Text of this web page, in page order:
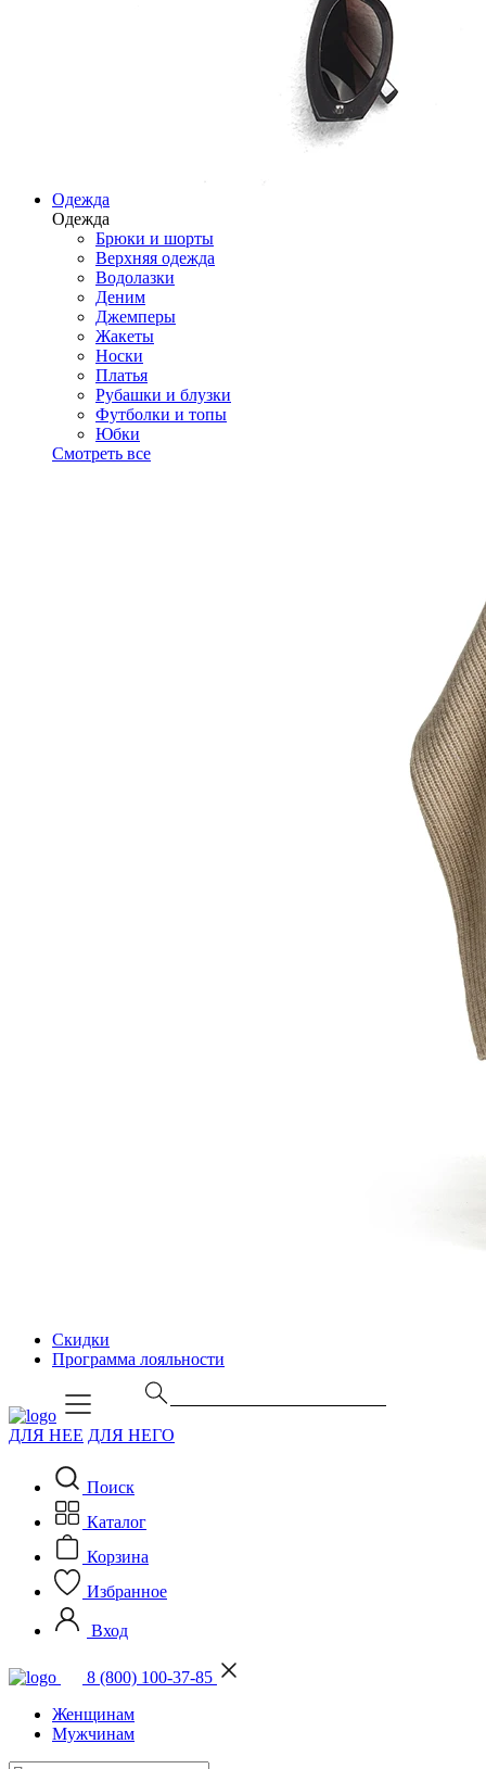
Одежда
Одежда
Брюки и шорты
Верхняя одежда
Водолазки
Деним
Джемперы
Жакеты
Носки
Платья
Рубашки и блузки
Футболки и топы
Юбки
Смотреть все
Скидки
Программа лояльности
ДЛЯ НЕЕ ДЛЯ НЕГО
Поиск
Каталог
Корзина
Избранное
Вход
8 (800) 100-37-85
Женщинам
Мужчинам